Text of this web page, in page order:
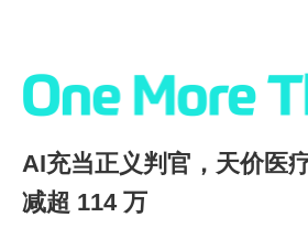
AI充当正义判官，天价医
减超 114 万